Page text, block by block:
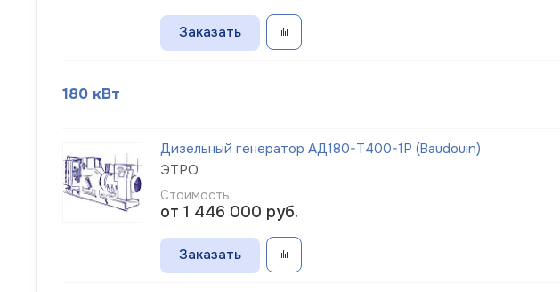
Заказать
180 кВт
Дизельный генератор АД180-Т400-1Р (Baudouin)
ЭТРО
Стоимость:
от 1 446 000 руб.
Заказать